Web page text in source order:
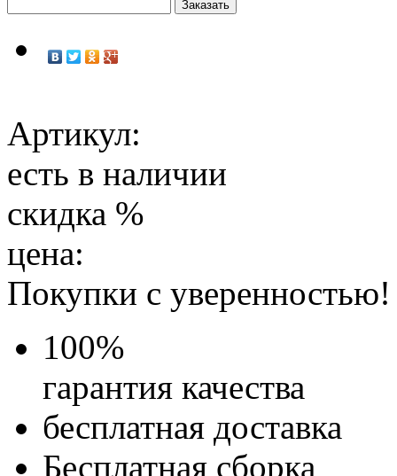
Артикул:
есть в наличии
скидка %
цена:
Покупки с уверенностью!
100%
гарантия качества
бесплатная доставка
Бесплатная сборка